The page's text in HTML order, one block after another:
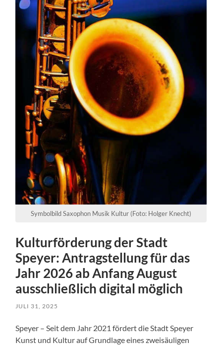
Symbolbild Saxophon Musik Kultur (Foto: Holger Knecht)
Kulturförderung der Stadt
Speyer: Antragstellung für das
Jahr 2026 ab Anfang August
ausschließlich digital möglich
JULI 31, 2025
Speyer – Seit dem Jahr 2021 fördert die Stadt Speyer
Kunst und Kultur auf Grundlage eines zweisäuligen